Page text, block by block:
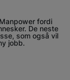
fordi
De neste
som også vil
jobb.